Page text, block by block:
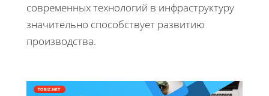
современных технологий в инфраструктуру
значительно способствует развитию
производства.